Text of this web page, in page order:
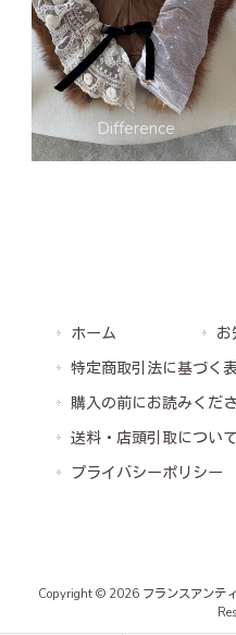
ホーム
お
特定商取引法に基づく
購入の前にお読みくだ
送料・店頭引取について
プライバシーポリシー
Copyright © 2026 フランスアンテ